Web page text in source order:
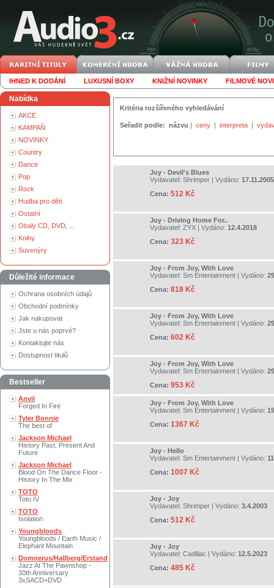
IHNED K DODÁNÍ LUXUSNÍ BOXY KNIŽNÍ NOVINKY FILMOVÉ
Nabídka
AKCE
KAMPAŇ
NOVINKY
Country
Dance
Pop
Rock
Hudba pro děti
Ostatní
Obaly CD, DVD, ...
Knihy
Suvenýry
Důležité informace
Ochrana osobních údajů
Obchodní podmínky
Jak nakupovat
Jste u nás poprvé?
Kontaktujte nás
Dostupnost titulů
Bestseller
Anvil
Forged In Fire
Tyler Bonnie
The best of
Jackson Michael
History Past, Present And
Future
Jackson Michael
Blood On The Dance Floor -
History In The Mix
TOTO
Toto IV
TOTO
Isolation
Youngbloods
Youngbloods / Earth Music /
Elephant Mountain
Domnerus/Hallberg/Erstand
Jazz At The Pawnshop -
30th Anniversary
3xSACD+DVD
Kritéria rozšířeného vyhledávání
Seřadit podle: názvu | ceny | interpreta |
Joy - Devil's Blues
Vydavatel: Shrimper | Vydáno: 17.11.2005
Cena: 512 Kč
Joy - Driving Home For..
Vydavatel: ZYX | Vydáno: 12.4.2018
Cena: 323 Kč
Joy - From Joy, With Love
Vydavatel: Sm Entertainment | Vydáno:
Cena: 818 Kč
Joy - From Joy, With Love
Vydavatel: Sm Entertainment | Vydáno:
Cena: 602 Kč
Joy - From Joy, With Love
Vydavatel: Sm Entertainment | Vydáno:
Cena: 953 Kč
Joy - From Joy, With Love
Vydavatel: Sm Entertainment | Vydáno:
Cena: 1367 Kč
Joy - Hello
Vydavatel: Sm Entertainment | Vydáno:
Cena: 1007 Kč
Joy - Joy
Vydavatel: Shrimper | Vydáno: 3.4.2003
Cena: 512 Kč
Joy - Joy
Vydavatel: Cadillac | Vydáno: 12.5.2023
Cena: 485 Kč